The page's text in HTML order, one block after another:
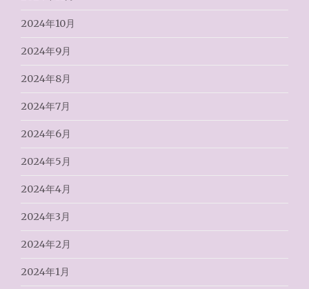
2024年10月
2024年9月
2024年8月
2024年7月
2024年6月
2024年5月
2024年4月
2024年3月
2024年2月
2024年1月